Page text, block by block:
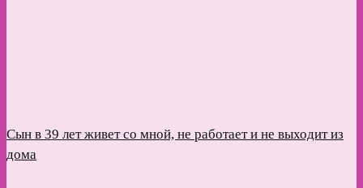
Сын в 39 лет живет со мной, не работает и не выходит из
дома